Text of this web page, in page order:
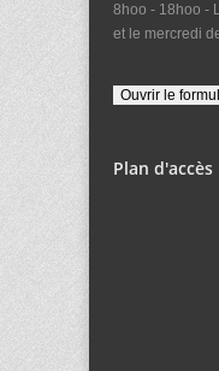
8hoo - 18hoo -
et le mercredi
Plan d'accès